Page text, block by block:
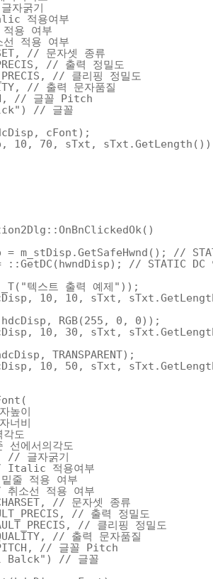
자굵기
적용여부
용 여부
적용 여부
// 문자셋 종류
// 출력 정밀도
// 클리핑 정밀도
// 출력 문자품질
// 글꼴 Pitch
)
// 글꼴
cFont);
10, 70, sTxt,
= m_stDisp.GetSafeHwnd();
//
::GetDC(hwndDisp);
// STATIC DC
"텍스트 출력 예제" ));
10, 10, sTxt,
RGB(255, 0, 0));
10, 30, sTxt,
TRANSPARENT);
10, 50, sTxt,
높이
너비
도
에서의각도
// 글자굵기
Italic 적용여부
줄 적용 여부
소선 적용 여부
// 문자셋 종류
// 출력 정밀도
// 클리핑 정밀도
// 출력 문자품질
// 글꼴 Pitch
Balck" )
// 글꼴